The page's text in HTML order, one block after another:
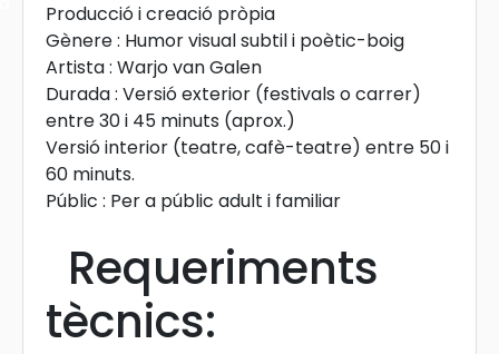
Producció i creació pròpia
Gènere : Humor visual subtil i poètic-boig
Artista : Warjo van Galen
Durada : Versió exterior (festivals o carrer)
entre 30 i 45 minuts (aprox.)
Versió interior (teatre, cafè-teatre) entre 50 i
60 minuts.
Públic : Per a públic adult i familiar
Requeriments
tècnics: